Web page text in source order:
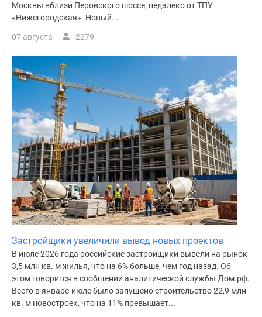
Москвы вблизи Перовского шоссе, недалеко от ТПУ
«Нижегородская». Новый...
07 августа 2279
Застройщики увеличили вывод новых проектов
В июле 2026 года российские застройщики вывели на рынок
3,5 млн кв. м жилья, что на 6% больше, чем год назад. Об
этом говорится в сообщении аналитической службы Дом.рф.
Всего в январе-июле было запущено строительство 22,9 млн
кв. м новостроек, что на 11% превышает...